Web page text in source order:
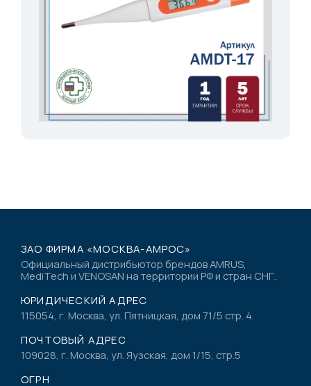
ЗАО ФИРМА «МОСКВА-АМРОС»
Официальный дистрибьютор брендов AMRUS,
MediTech и VENOSAN на территории РФ и стран СНГ.
ЮРИДИЧЕСКИЙ АДРЕС
115054, г. Москва, ул. Пятницкая, дом 71/5 стр. 4.
ПОЧТОВЫЙ АДРЕС
109028, г. Москва, ул. Яузская, дом 1/15, стр.5
ОГРН